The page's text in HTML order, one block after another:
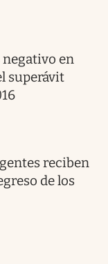
negativo en
superávit
reciben
de los